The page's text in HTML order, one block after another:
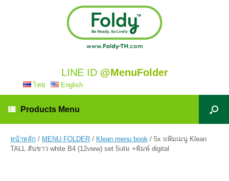
LINE ID @MenuFolder
ไทย English
Products Menu
หน้าหลัก / MENU FOLDER / Klean menu book / 5x แฟ้มเมนู Klean
TALL สันขาว white B4 (12view) set 5เล่ม +พิมพ์ digital